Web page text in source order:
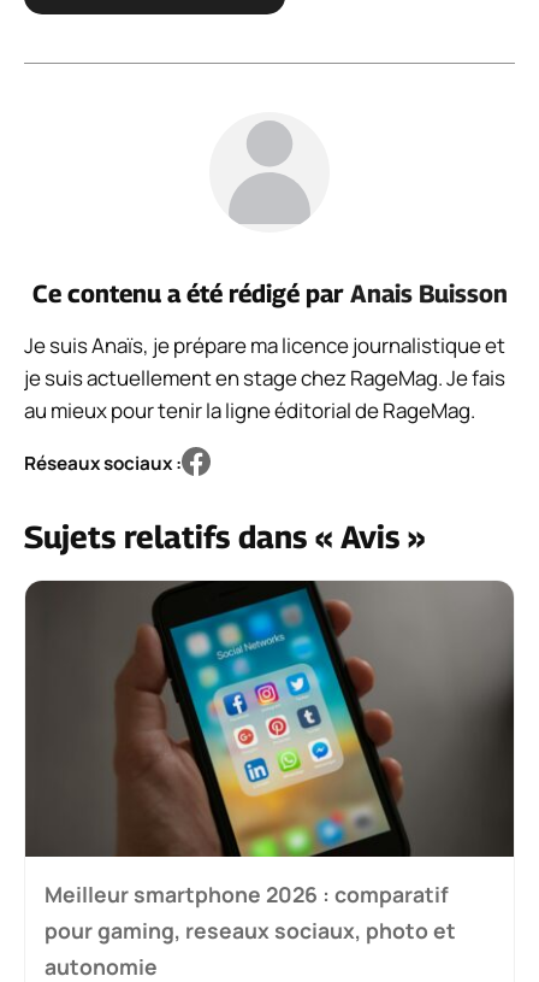
Ce contenu a été rédigé par Anais Buisson
Je suis Anaïs, je prépare ma licence journalistique et
je suis actuellement en stage chez RageMag. Je fais
au mieux pour tenir la ligne éditorial de RageMag.
Réseaux sociaux :
Sujets relatifs dans « Avis »
Meilleur smartphone 2026 : comparatif
pour gaming, reseaux sociaux, photo et
autonomie